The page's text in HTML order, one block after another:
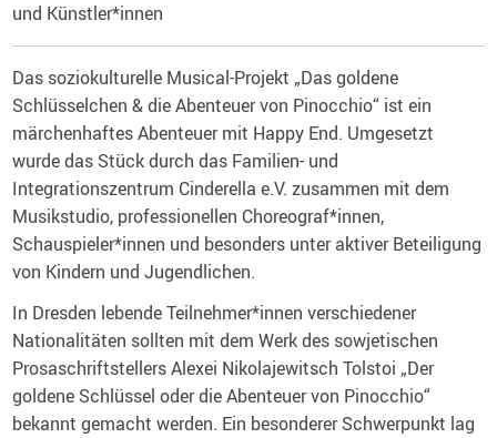
und Künstler*innen
Das soziokulturelle Musical-Projekt „Das goldene
Schlüsselchen & die Abenteuer von Pinocchio“ ist ein
märchenhaftes Abenteuer mit Happy End. Umgesetzt
wurde das Stück durch das Familien- und
Integrationszentrum Cinderella e.V. zusammen mit dem
Musikstudio, professionellen Choreograf*innen,
Schauspieler*innen und besonders unter aktiver Beteiligung
von Kindern und Jugendlichen.
In Dresden lebende Teilnehmer*innen verschiedener
Nationalitäten sollten mit dem Werk des sowjetischen
Prosaschriftstellers Alexei Nikolajewitsch Tolstoi „Der
goldene Schlüssel oder die Abenteuer von Pinocchio“
bekannt gemacht werden. Ein besonderer Schwerpunkt lag